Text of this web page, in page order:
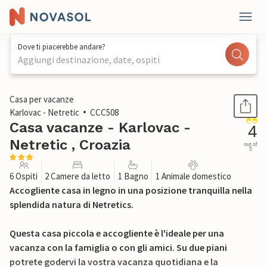
Dove ti piacerebbe andare?
Aggiungi destinazione, date, ospiti
1 / 33
Casa per vacanze
Karlovac - Netretic
CCC508
Casa vacanze - Karlovac -
Netretic , Croazia
4
out of
5
6 Ospiti 2 Camere da letto 1 Bagno 1 Animale domestico
Accogliente casa in legno in una posizione tranquilla nella
splendida natura di Netretics.
Questa casa piccola e accogliente è l'ideale per una
vacanza con la famiglia o con gli amici. Su due piani
potrete godervi la vostra vacanza quotidiana e la